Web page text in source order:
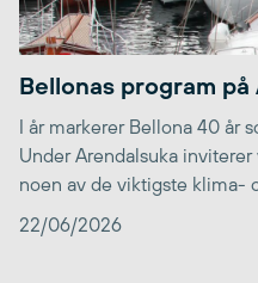
Bellonas program
I år markerer Bellona 40 år
Under Arendalsuka
noen av de viktigste klima-
22/06/2026